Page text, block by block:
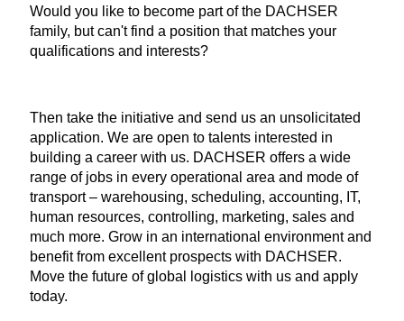
Would you like to become part of the DACHSER
family, but can't find a position that matches your
qualifications and interests?
Then take the initiative and send us an unsolicitated
application. We are open to talents interested in
building a career with us. DACHSER offers a wide
range of jobs in every operational area and mode of
transport – warehousing, scheduling, accounting, IT,
human resources, controlling, marketing, sales and
much more. Grow in an international environment and
benefit from excellent prospects with DACHSER.
Move the future of global logistics with us and apply
today.